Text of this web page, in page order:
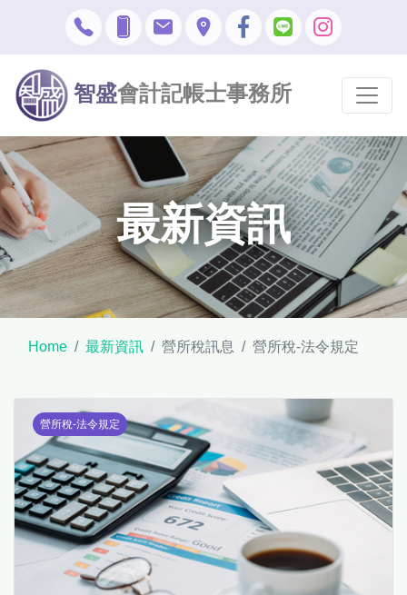
智盛會計記帳士事務所
最新資訊
Home 最新資訊 營所稅訊息 營所稅-法令規定
營所稅-法令規定